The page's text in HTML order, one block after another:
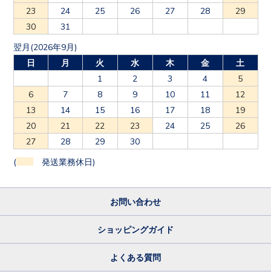
23
24 25 26 27 28
29
30
31
翌月(2026年9月)
日
月 火 水 木 金
土
1
2 3 4
5
6
7 8 9 10 11
12
13
14 15 16 17 18
19
20
21 22 23 24 25
26
27
28 29 30
発送業務休日)
お問い合わせ
ショッピングガイド
よくある質問